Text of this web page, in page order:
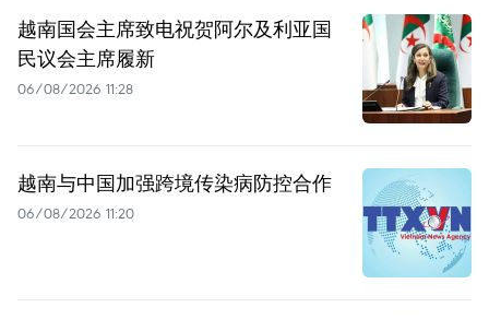
越南国会主席致电祝贺阿尔及利亚国
民议会主席履新
06/08/2026 11:28
越南与中国加强跨境传染病防控合作
06/08/2026 11:20